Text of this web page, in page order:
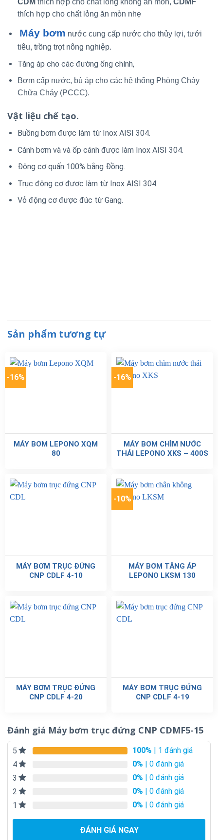
CDM thích hợp cho chất lỏng không ăn mòn, CDMF
thích hợp cho chất lỏng ăn mòn nhẹ
Máy bơm nước cung cấp nước cho thủy lợi, tưới
tiêu, trồng trọt nông nghiệp.
Tăng áp cho các đường ống chính,
Bơm cấp nước, bù áp cho các hệ thống Phòng Cháy
Chữa Cháy (PCCC).
Vật liệu chế tạo.
Buồng bơm được làm từ Inox AISI 304.
Cánh bơm và và ốp cánh được làm Inox AISI 304.
Động cơ quấn 100% bằng Đồng.
Trục động cơ được làm từ Inox AISI 304.
Vỏ động cơ được đúc từ Gang.
Sản phẩm tương tự
-16%
MÁY BƠM LEPONO XQM
80
-16%
MÁY BƠM CHÌM NƯỚC
THẢI LEPONO XKS – 400S
MÁY BƠM TRỤC ĐỨNG
CNP CDLF 4-10
-10%
MÁY BƠM TĂNG ÁP
LEPONO LKSM 130
MÁY BƠM TRỤC ĐỨNG
CNP CDLF 4-20
MÁY BƠM TRỤC ĐỨNG
CNP CDLF 4-19
Đánh giá Máy bơm trục đứng CNP CDMF5-15
5 100% | 1 đánh giá
4
0% | 0 đánh giá
3
0% | 0 đánh giá
2
0% | 0 đánh giá
1
0% | 0 đánh giá
ĐÁNH GIÁ NGAY